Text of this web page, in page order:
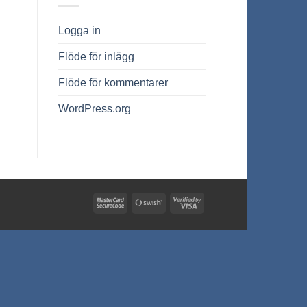
Logga in
Flöde för inlägg
Flöde för kommentarer
WordPress.org
MasterCardSwish
Visa